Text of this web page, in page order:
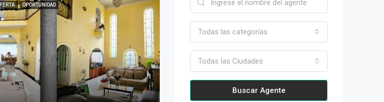
OPORTUNIDAD
Todas las categorías
Todas las Ciudades
Buscar Agente